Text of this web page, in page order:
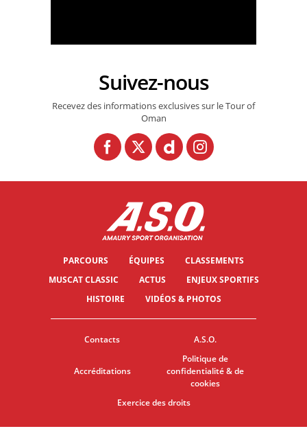
Suivez-nous
Recevez des informations exclusives sur le Tour of
Oman
PARCOURS ÉQUIPES
CLASSEMENTS
MUSCAT CLASSIC
ACTUS
ENJEUX SPORTIFS
HISTOIRE
VIDÉOS & PHOTOS
Contacts A.S.O.
Accréditations
Politique de
confidentialité & de
cookies
Exercice des droits